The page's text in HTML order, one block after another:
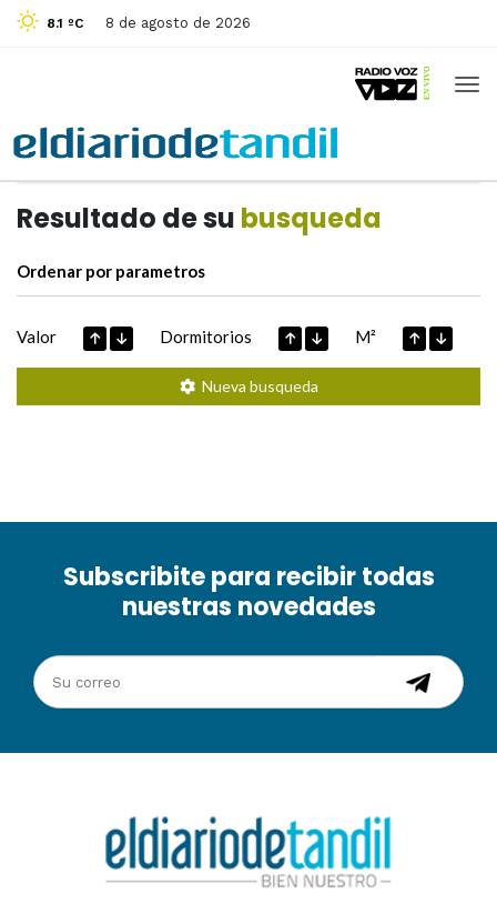
8.1 ºC 8 de agosto de 2026
Resultado de su busqueda
Ordenar por parametros
Valor Dormitorios M²
Nueva busqueda
Subscribite para recibir todas
nuestras novedades